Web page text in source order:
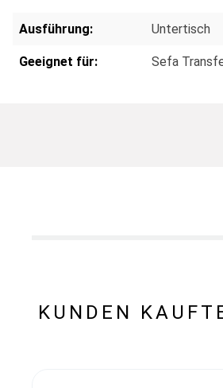
Ausführung: Untertisch
Geeignet für: Sefa
KUNDEN